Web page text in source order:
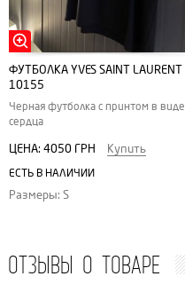
ФУТБОЛКА YVES SAINT LAURENT
10155
Черная футболка с принтом в виде
сердца
ЦЕНА: 4050 ГРН Купить
ЕСТЬ В НАЛИЧИИ
Размеры: S
ОТЗЫВЫ О ТОВАРЕ